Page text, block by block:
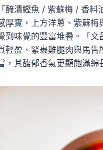
「醃漬鰹魚 / 紫蘇梅 / 香
厚實，上方洋蔥、紫蘇
到味覺的豐富堆疊。「
輕盈、緊裹雞腿肉與馬
，其馥郁香氣更顯飽滿綿